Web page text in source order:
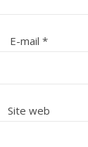
E-mail *
Site web